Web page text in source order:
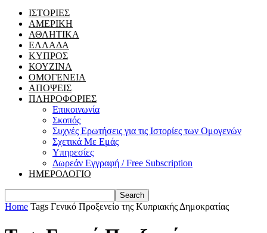
ΙΣΤΟΡΙΕΣ
ΑΜΕΡΙΚΗ
ΑΘΛΗΤΙΚΑ
ΕΛΛΑΔΑ
ΚΥΠΡΟΣ
ΚΟΥΖΙΝΑ
ΟΜΟΓΕΝΕΙΑ
ΑΠΟΨΕΙΣ
ΠΛΗΡΟΦΟΡΙΕΣ
Επικοινωνία
Σκοπός
Συχνές Ερωτήσεις για τις Ιστορίες των Ομογενών
Σχετικά Με Εμάς
Υπηρεσίες
Δωρεάν Εγγραφή / Free Subscription
ΗΜΕΡΟΛΟΓΙΟ
Home Tags Γενικό Προξενείο της Κυπριακής Δημοκρατίας